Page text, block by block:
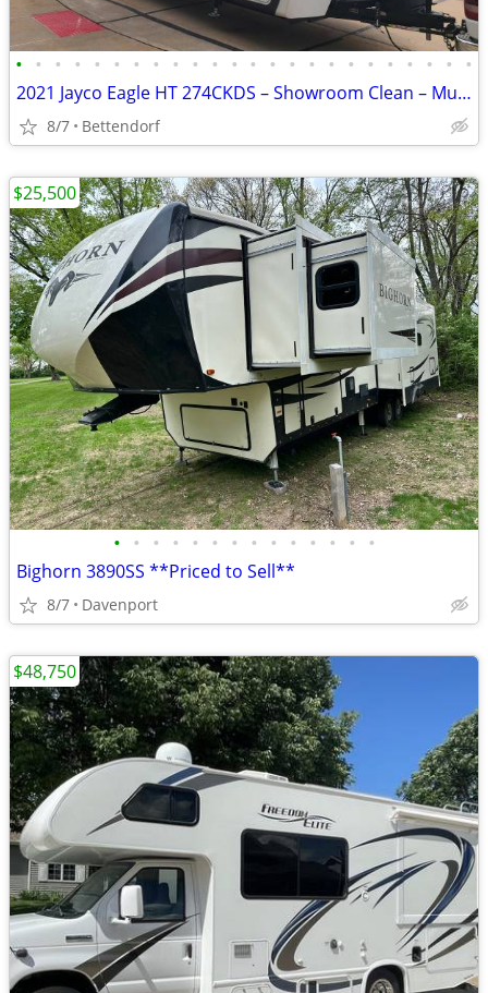
• • • • • • • • • • • • • • • • • • • • • • • •
2021 Jayco Eagle HT 274CKDS – Showroom Clean – Must See
8/7 Bettendorf
• • • • • • • • • • • • • •
Bighorn 3890SS **Priced to Sell**
8/7 Davenport
$25,500
$48,750